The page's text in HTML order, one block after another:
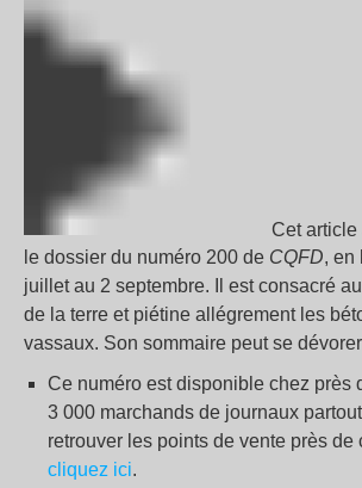
Cet
le dossier du numéro 200 de CQFD, en
juillet au 2 septembre. Il est consacré
de la terre et piétine allégrement les
vassaux. Son sommaire peut se dévorer
Ce numéro est disponible chez près
3 000 marchands de journaux
retrouver les points de vente près de
cliquez ici.